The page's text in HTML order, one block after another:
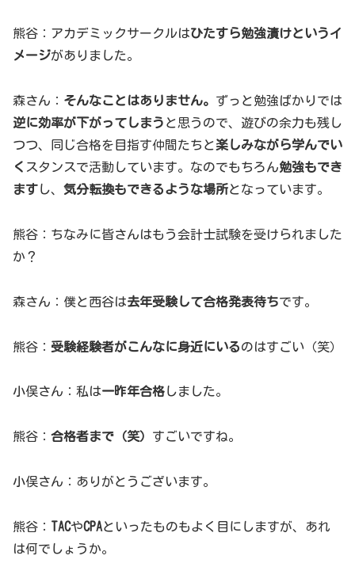
熊谷：アカデミックサークルはひたすら勉強漬けというイ
メージがありました。
森さん： そんなことはありません。 ずっと勉強ばかりでは
逆に効率が下がってしまう と思うので、遊びの余力も残し
つつ、同じ合格を目指す仲間たちと楽しみながら学んでい
く スタンスで活動しています。なのでもちろん勉強もでき
ますし、 気分転換もできるような場所となっています。
熊谷：ちなみに皆さんはもう会計士試験を受けられました
か？
森さん：僕と西谷は去年受験して合格発表待ちです。
熊谷： 受験経験者がこんなに身近にいるのはすごい（笑）
小俣さん：私は一昨年合格しました。
熊谷： 合格者まで（笑） すごいですね。
小俣さん：ありがとうございます。
熊谷： TACやCPAといったものもよく目にしますが、あれ
は何でしょうか。